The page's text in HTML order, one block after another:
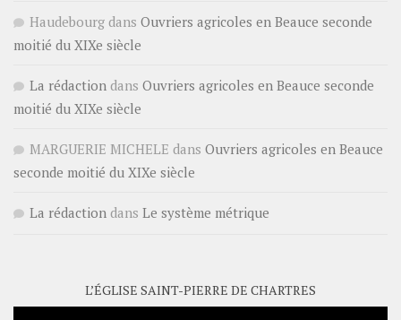
Haudebourg dans Ouvriers agricoles en Beauce seconde
moitié du XIXe siècle
La rédaction dans Ouvriers agricoles en Beauce seconde
moitié du XIXe siècle
MARGUERIE MICHELE dans Ouvriers agricoles en Beauce
seconde moitié du XIXe siècle
La rédaction dans Le système métrique
L’ÉGLISE SAINT-PIERRE DE CHARTRES